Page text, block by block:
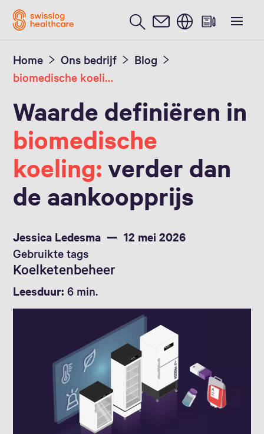
Nederlands / Dutch
Home Ons bedrijf
Blog
biomedische koeling
Waarde definiëren in
biomedische
koeling: verder dan
de aankoopprijs
Jessica Ledesma 12 mei 2026
Leesduur: 6 min.
Gebruikte tags
Koelketenbeheer